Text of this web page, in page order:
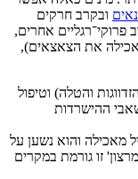
ובקרב חרקים
אחרים,
את הצאצאים),
והטלה) וטיפול
ההישרדות
מאכילה והוא נשען על
זו גורמת במקרים